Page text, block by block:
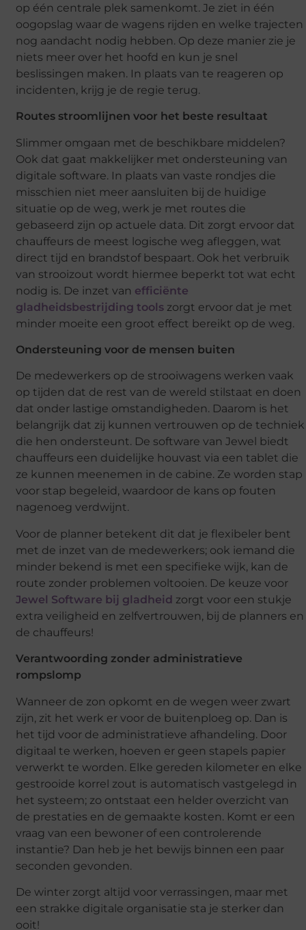
op één centrale plek samenkomt. Je ziet in één
oogopslag waar de wagens rijden en welke trajecten
nog aandacht nodig hebben. Op deze manier zie je
niets meer over het hoofd en kun je snel
beslissingen maken. In plaats van te reageren op
incidenten, krijg je de regie terug.
Routes stroomlijnen voor het beste resultaat
Slimmer omgaan met de beschikbare middelen?
Ook dat gaat makkelijker met ondersteuning van
digitale software. In plaats van vaste rondjes die
misschien niet meer aansluiten bij de huidige
situatie op de weg, werk je met routes die
gebaseerd zijn op actuele data. Dit zorgt ervoor dat
chauffeurs de meest logische weg afleggen, wat
direct tijd en brandstof bespaart. Ook het verbruik
van strooizout wordt hiermee beperkt tot wat echt
nodig is. De inzet van efficiënte
gladheidsbestrijding tools zorgt ervoor dat je met
minder moeite een groot effect bereikt op de weg.
Ondersteuning voor de mensen buiten
De medewerkers op de strooiwagens werken vaak
op tijden dat de rest van de wereld stilstaat en doen
dat onder lastige omstandigheden. Daarom is het
belangrijk dat zij kunnen vertrouwen op de techniek
die hen ondersteunt. De software van Jewel biedt
chauffeurs een duidelijke houvast via een tablet die
ze kunnen meenemen in de cabine. Ze worden stap
voor stap begeleid, waardoor de kans op fouten
nagenoeg verdwijnt.
Voor de planner betekent dit dat je flexibeler bent
met de inzet van de medewerkers; ook iemand die
minder bekend is met een specifieke wijk, kan de
route zonder problemen voltooien. De keuze voor
Jewel Software bij gladheid zorgt voor een stukje
extra veiligheid en zelfvertrouwen, bij de planners en
de chauffeurs!
Verantwoording zonder administratieve
rompslomp
Wanneer de zon opkomt en de wegen weer zwart
zijn, zit het werk er voor de buitenploeg op. Dan is
het tijd voor de administratieve afhandeling. Door
digitaal te werken, hoeven er geen stapels papier
verwerkt te worden. Elke gereden kilometer en elke
gestrooide korrel zout is automatisch vastgelegd in
het systeem; zo ontstaat een helder overzicht van
de prestaties en de gemaakte kosten. Komt er een
vraag van een bewoner of een controlerende
instantie? Dan heb je het bewijs binnen een paar
seconden gevonden.
De winter zorgt altijd voor verrassingen, maar met
een strakke digitale organisatie sta je sterker dan
ooit!